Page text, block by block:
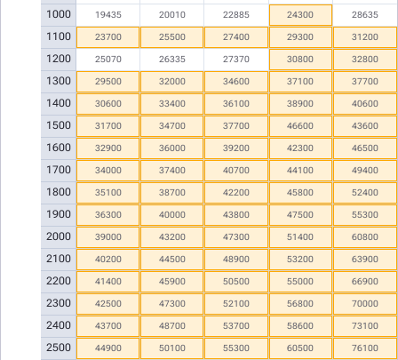
1000
1100
1200
1300
1400
1500
1600
1700
1800
1900
2000
2100
2200
2300
2400
2500
19435 20010 22885 24300 28635
23700 25500 27400 29300 31200
25070 26335 27370 30800 32800
29500 32000 34600 37100 37700
30600 33400 36100 38900 40600
31700 34700 37700 46600 43600
32900 36000 39200 42300 46500
34000 37400 40700 44100 49400
35100 38700 42200 45800 52400
36300 40000 43800 47500 55300
39000 43200 47300 51400 60800
40200 44500 48900 53200 63900
41400 45900 50500 55000 66900
42500 47300 52100 56800 70000
43700 48700 53700 58600 73100
44900 50100 55300 60500 76100